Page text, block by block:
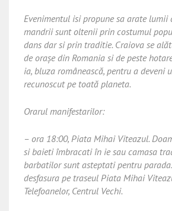
Evenimentul isi propune sa arate lumii
mandrii sunt oltenii prin costumul
dans dar si prin traditie. Craiova se
de oraşe din Romania si de peste
ia, bluza românească, pentru a deveni
recunoscut pe toată planeta.
Orarul manifestarilor:
– ora 18:00, Piata Mihai Viteazul.
si baieti îmbracati în ie sau camasa
barbatilor sunt asteptati pentru
desfasura pe traseul Piata Mihai
Telefoanelor, Centrul Vechi.